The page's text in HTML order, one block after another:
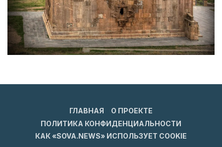
ГЛАВНАЯ
О ПРОЕКТЕ
ПОЛИТИКА КОНФИДЕНЦИАЛЬНОСТИ
КАК «SOVA.NEWS» ИСПОЛЬЗУЕТ COOKIE